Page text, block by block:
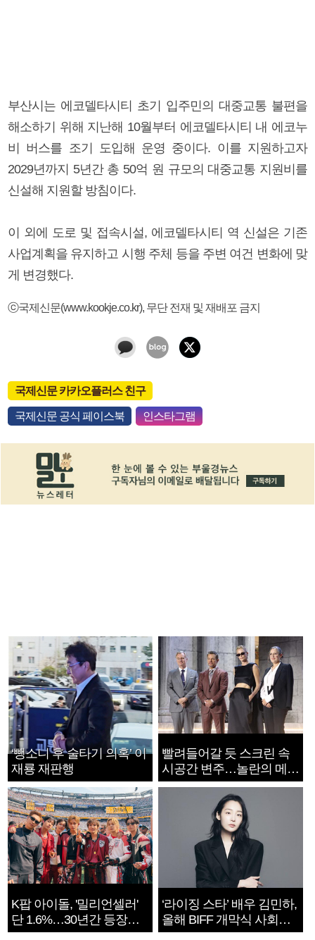
부산시는 에코델타시티 초기 입주민의 대중교통 불편을
해소하기 위해 지난해 10월부터 에코델타시티 내 에코누
비 버스를 조기 도입해 운영 중이다. 이를 지원하고자
2029년까지 5년간 총 50억 원 규모의 대중교통 지원비를
신설해 지원할 방침이다.
이 외에 도로 및 접속시설, 에코델타시티 역 신설은 기존
사업계획을 유지하고 시행 주체 등을 주변 여건 변화에 맞
게 변경했다.
ⓒ국제신문(www.kookje.co.kr), 무단 전재 및 재배포 금지
국제신문 카카오플러스 친구
국제신문 공식 페이스북 인스타그램
‘뺑소니 후 술타기 의혹’ 이
재룡 재판행
빨려들어갈 듯 스크린 속
시공간 변주…놀란의 메시
지는 ‘전쟁 속죄’
K팝 아이돌, '밀리언셀러'
단 1.6%…30년간 등장
1182개팀 전수조사
‘라이징 스타’ 배우 김민하,
올해 BIFF 개막식 사회자
확정